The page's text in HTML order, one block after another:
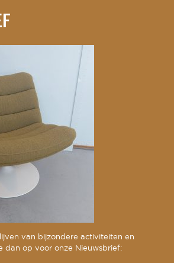
van bijzondere activiteiten en
dan op voor onze Nieuwsbrief: